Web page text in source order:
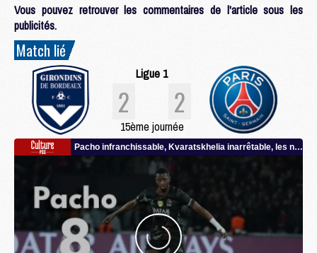
Vous pouvez retrouver les commentaires de l'article sous les
publicités.
Match lié
Ligue 1
2 2
15ème journée